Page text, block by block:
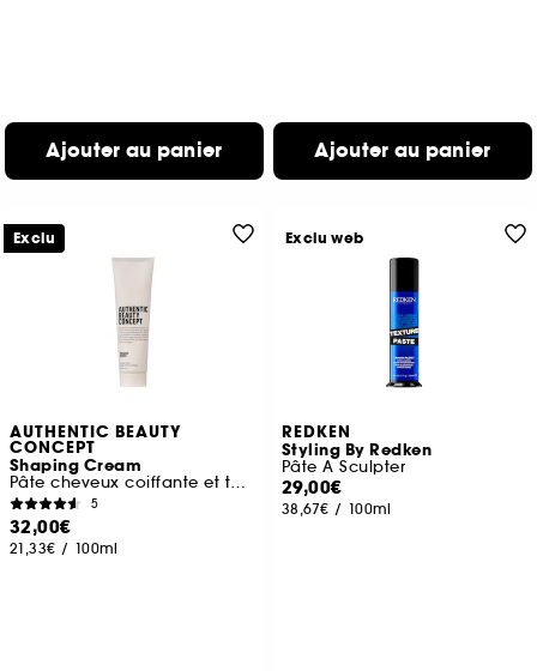
Ajouter au panier Ajouter au panier
AUTHENTIC BEAUTY
CONCEPT
Shaping Cream
Pâte cheveux coiffante et texturisante tenue moyenne
5
32,00€
21,33€ / 100ml
Exclu
REDKEN
Styling By Redken
Pâte A Sculpter
29,00€
38,67€ / 100ml
Exclu web